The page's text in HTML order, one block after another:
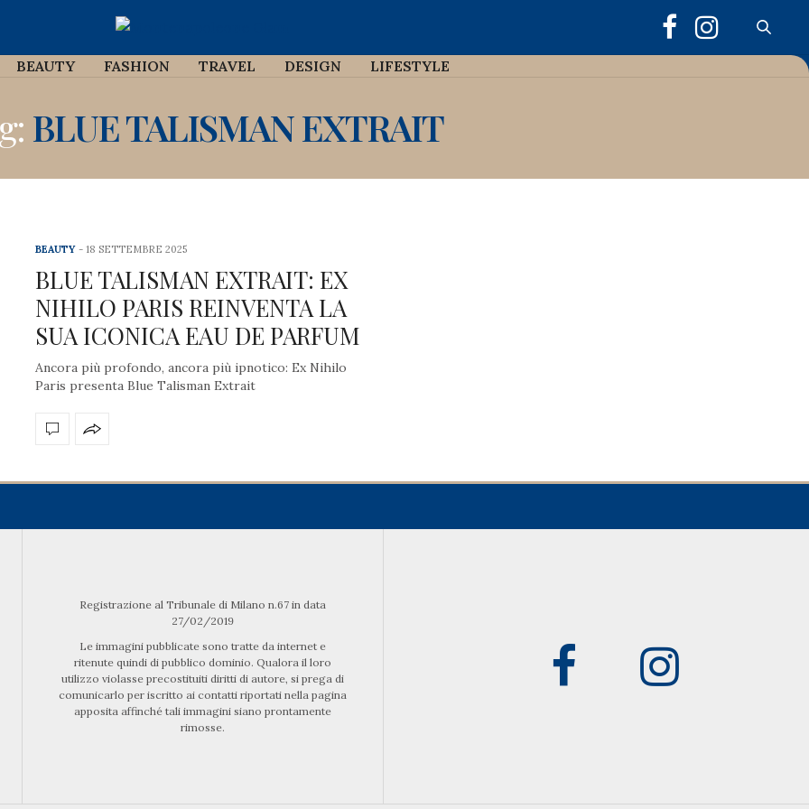
BEAUTY FASHION TRAVEL DESIGN LIFESTYLE
BLUE TALISMAN EXTRAIT
BEAUTY 18 SETTEMBRE 2025
BLUE TALISMAN EXTRAIT: EX
NIHILO PARIS REINVENTA LA
SUA ICONICA EAU DE PARFUM
Ancora più profondo, ancora più ipnotico: Ex Nihilo
Paris presenta Blue Talisman Extrait
Registrazione al Tribunale di Milano n.67 in data
27/02/2019
Le immagini pubblicate sono tratte da internet e
ritenute quindi di pubblico dominio. Qualora il loro
utilizzo violasse precostituiti diritti di autore, si prega di
comunicarlo per iscritto ai contatti riportati nella pagina
apposita affinché tali immagini siano prontamente
rimosse.